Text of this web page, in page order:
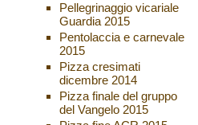
Pellegrinaggio vicariale
Guardia 2015
Pentolaccia e carnevale
2015
Pizza cresimati
dicembre 2014
Pizza finale del gruppo
del Vangelo 2015